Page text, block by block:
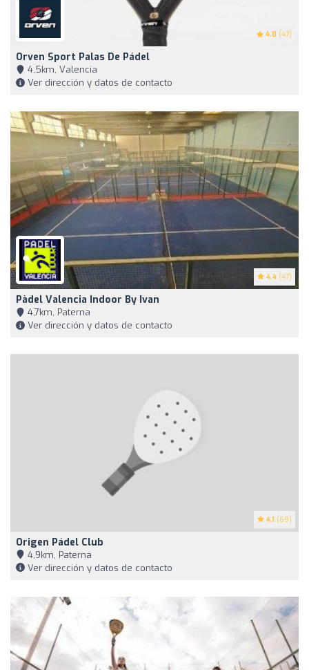
4.8 (47)
Orven Sport Palas De Pádel
4,5km, Valencia
Ver dirección y datos de contacto
4.4 (47)
Pàdel Valencia Indoor By Ivan
4,7km, Paterna
Ver dirección y datos de contacto
4.1 (69)
Origen Pádel Club
4,9km, Paterna
Ver dirección y datos de contacto